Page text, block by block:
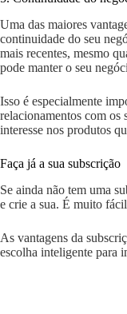
Uma das maiores
continuidade do seu
mais recentes, mesmo
pode manter o seu
Isso é especialmente
relacionamentos com os
interesse nos produtos
Faça já a sua subscrição
Se ainda não tem uma
e crie a sua. É muito
As vantagens da
escolha inteligente para